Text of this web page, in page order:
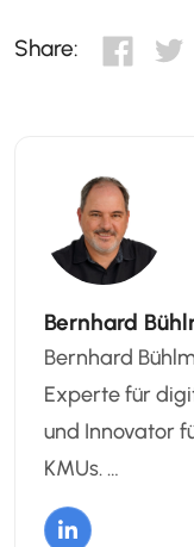
Share:
Bernhard
Bernhard
Experte für
und Innovator
KMUs. …